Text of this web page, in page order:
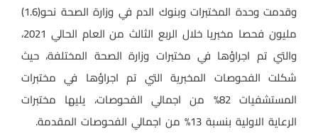
وقدمت وحدة المختبرات وبنوك الدم في وزارة الصحة نحو(1.6)
مليون فحصا مخبريا خلال الربع الثالث من العام الحالي 2021،
والتي تم اجراؤها في مختبرات وزارة الصحة المختلفة، حيث
شكلت الفحوصات المخبرية التي تم اجراؤها في مختبرات
المستشفيات 82% من اجمالي الفحوصات، يليها مختبرات
الرعاية الاولية بنسبة 13% من اجمالي الفحوصات المقدمة.